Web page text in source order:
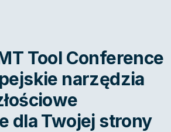
Tool Conference
narzędzia
dla Twojej strony